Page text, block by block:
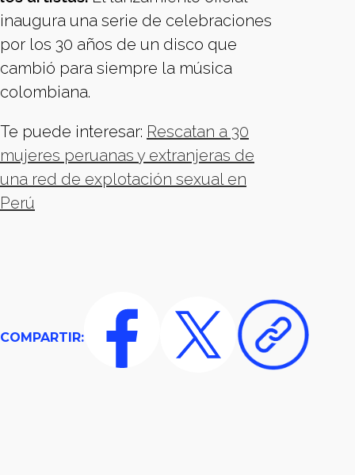
inaugura una serie de celebraciones
por los 30 años de un disco que
cambió para siempre la música
colombiana.
Te puede interesar: ⁠Rescatan a 30
mujeres peruanas y extranjeras de
una red de explotación sexual en
Perú
COMPARTIR: